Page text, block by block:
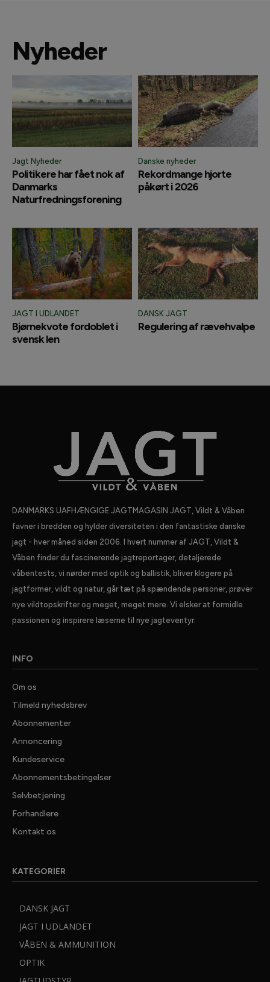
Nyheder
Jagt Nyheder
Politikere har fået nok af
Danmarks
Naturfredningsforening
Danske nyheder
Rekordmange hjorte
påkørt i 2026
JAGT I UDLANDET
Bjørnekvote fordoblet i
svensk len
DANSK JAGT
Regulering af rævehvalpe
DANMARKS UAFHÆNGIGE JAGTMAGASIN JAGT, Vildt & Våben
favner i bredden og hylder diversiteten i den fantastiske danske
jagt - hver måned siden 2006. I hvert nummer af JAGT, Vildt &
Våben finder du fascinerende jagtreportager, detaljerede
våbentests, vi nørder med optik og ballistik, bliver klogere på
jagtformer, vildt og natur, går tæt på spændende personer, prøver
nye vildtopskrifter og meget, meget mere. Vi elsker at formidle
passionen og inspirere læserne til nye jagteventyr.
INFO
Om os
Tilmeld nyhedsbrev
Abonnementer
Annoncering
Kundeservice
Abonnementsbetingelser
Selvbetjening
Forhandlere
Kontakt os
KATEGORIER
DANSK JAGT
JAGT I UDLANDET
VÅBEN & AMMUNITION
OPTIK
25.000 jaegere tager ikke fejl. De far Danmarks bedste
fra jagtens verden, dybdegaende artikler med test
jagtudstyr, vaaben og optik samt spaendende